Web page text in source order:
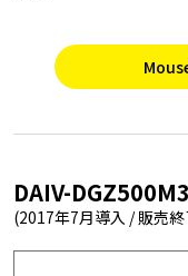
DAIV-DGZ500M3
(2017年7月導入 / 販売終